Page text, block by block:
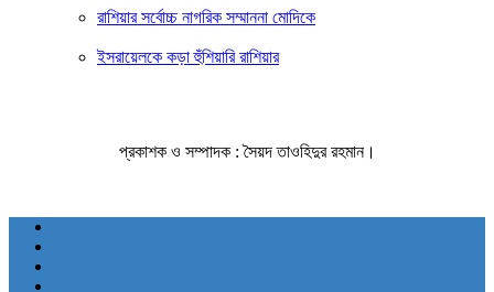
রাশিয়ার সর্বোচ্চ নাগরিক সম্মাননা মোদিকে
ইসরায়েলকে কড়া হুঁশিয়ারি রাশিয়ার
প্রকাশক ও সম্পাদক : সৈয়দ তাওহিদুর রহমান।